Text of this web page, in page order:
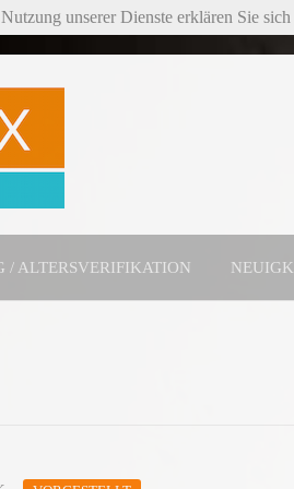
/ ALTERSVERIFIKATION
unserer Dienste erklären Sie